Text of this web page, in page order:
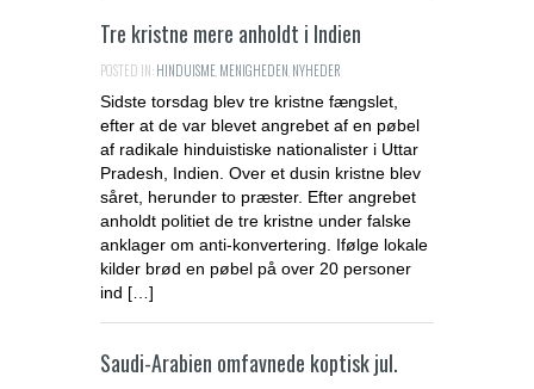
Tre kristne mere anholdt i Indien
POSTED IN:HINDUISME MENIGHEDEN NYHEDER
Sidste torsdag blev tre kristne fængslet,
efter at de var blevet angrebet af en pøbel
af radikale hinduistiske nationalister i Uttar
Pradesh, Indien. Over et dusin kristne blev
såret, herunder to præster. Efter angrebet
anholdt politiet de tre kristne under falske
anklager om anti-konvertering. Ifølge lokale
kilder brød en pøbel på over 20 personer
ind […]
Saudi-Arabien omfavnede koptisk jul.